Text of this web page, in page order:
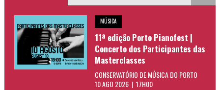
MÚSICA
11ª edição Porto Pianofest |
Concerto dos Participantes das
Masterclasses
CONSERVATÓRIO DE MÚSICA DO PORTO
10 AGO 2026 | 17H00